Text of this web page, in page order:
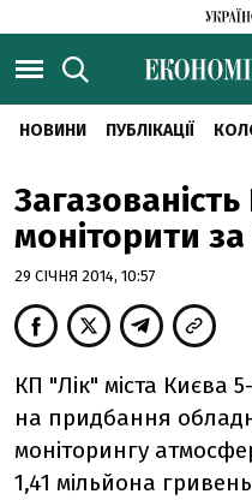
НОВИНИ ПУБЛІКАЦІЇ
моніторити
29 СІЧНЯ 2014, 10:57
КП "Лік" міста Києва
на придбання
моніторингу
1,41 мільйона